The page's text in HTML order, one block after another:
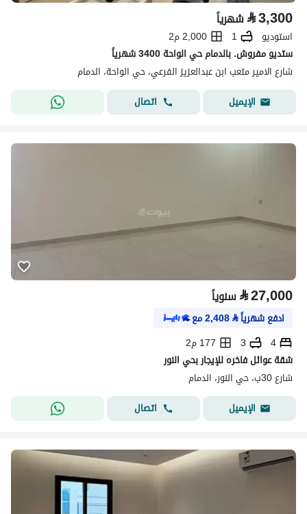
⃁3,300 شهرياً
استوديو 1
2,000 م2
ستديو مفروش. بالدمام حي الواحة 3400 شهرياً
شارع الامير متعب ابن عبدالعزيز الفرعي، حي الواحة، الدمام
الإيميل
اتصال
⃁27,000 سنوياً
ادفع شهرياً⃁
2,408مع
4
3
177 م2
شقة عوائل فاخره للإيجار بحي النور
شارع 30ب، حي النور، الدمام
الإيميل
اتصال